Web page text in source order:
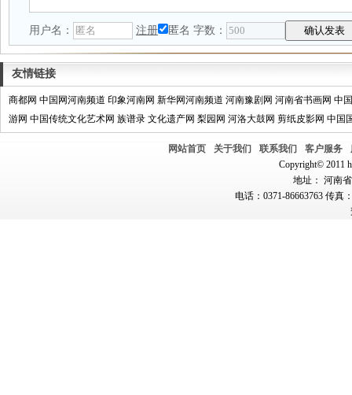
用户名： 注册 匿名 字数：
友情链接
商都网 中国网河南频道 印象河南网 新华网河南频道 河南豫剧网 河南省书画网 中
游网 中国传统文化艺术网 族谱录 文化遗产网 梨园网 河洛大鼓网 剪纸皮影网 中国
网站首页 关于我们 联系我们 客户服务
Copyright© 2011
地址： 河南
电话：0371-86663763 传真